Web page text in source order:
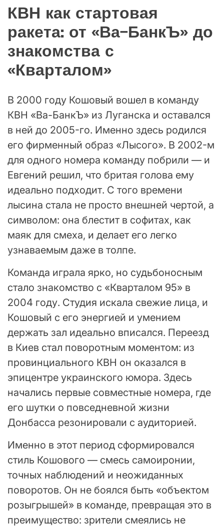
КВН как стартовая
ракета: от «Ва-БанкЪ» до
знакомства с
«Кварталом»
В 2000 году Кошовый вошел в команду
КВН «Ва-БанкЪ» из Луганска и оставался
в ней до 2005-го. Именно здесь родился
его фирменный образ «Лысого». В 2002-м
для одного номера команду побрили — и
Евгений решил, что бритая голова ему
идеально подходит. С того времени
лысина стала не просто внешней чертой, а
символом: она блестит в софитах, как
маяк для смеха, и делает его легко
узнаваемым даже в толпе.
Команда играла ярко, но судьбоносным
стало знакомство с «Кварталом 95» в
2004 году. Студия искала свежие лица, и
Кошовый с его энергией и умением
держать зал идеально вписался. Переезд
в Киев стал поворотным моментом: из
провинциального КВН он оказался в
эпицентре украинского юмора. Здесь
начались первые совместные номера, где
его шутки о повседневной жизни
Донбасса резонировали с аудиторией.
Именно в этот период сформировался
стиль Кошового — смесь самоиронии,
точных наблюдений и неожиданных
поворотов. Он не боялся быть «объектом
розыгрышей» в команде, превращая это в
преимущество: зрители смеялись не